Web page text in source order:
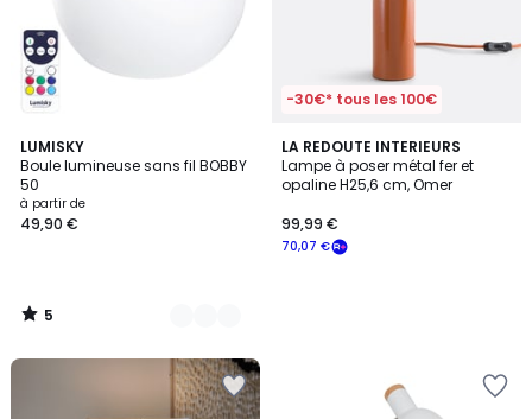
LUMISKY
Boule lumineuse sans fil BOBBY
50
à partir de
49,90 €
5
/
5
2
Couleurs
5
/
-30€* tous les 100€
LA REDOUTE INTERIEURS
Lampe à poser métal fer et
opaline H25,6 cm, Omer
70,07 €
99,99 €